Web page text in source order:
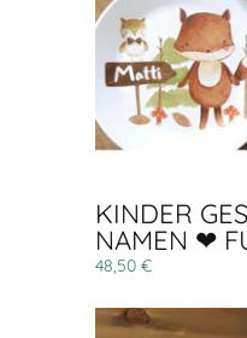
KINDER
NAMEN ❤
48,50 €